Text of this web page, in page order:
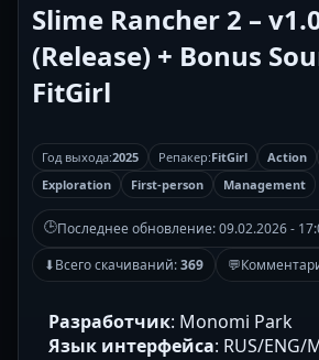
Slime Rancher 2 –
(Release) + Bonus
FitGirl
Год выхода:2025 Репакер:FitGirl Action
Exploration
First-person Management
🕒Последнее обновление:09.02.2026 -
⬇Всего скачиваний:369 💬
Разработчик: Monomi Park
Язык интерфейса: RUS/ENG/